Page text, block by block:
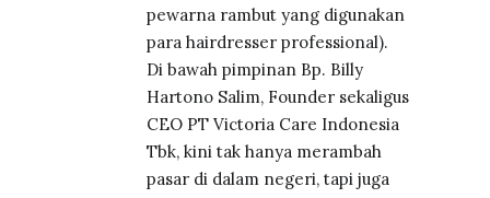
pewarna rambut yang digunakan
para hairdresser professional).
Di bawah pimpinan Bp. Billy
Hartono Salim, Founder sekaligus
CEO PT Victoria Care Indonesia
Tbk, kini tak hanya merambah
pasar di dalam negeri, tapi juga